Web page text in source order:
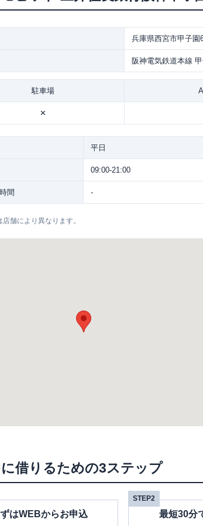
兵庫県西宮市甲子園
阪神電気鉄道本線
駐車場
✕
平日
09:00-21:00
間 -
舗により異なります。
借りるための3ステップ
ずはWEBからお申込
STEP2
最短30分